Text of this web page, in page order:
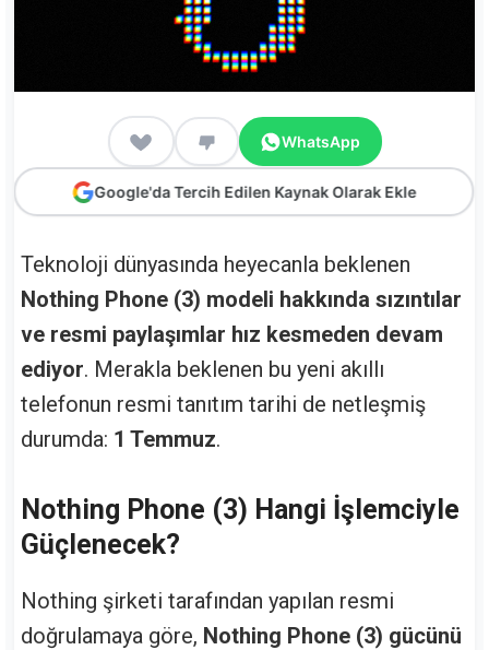
WhatsApp
Google'da Tercih Edilen Kaynak Olarak Ekle
Teknoloji dünyasında heyecanla beklenen
Nothing Phone (3) modeli hakkında sızıntılar
ve resmi paylaşımlar hız kesmeden devam
ediyor. Merakla beklenen bu yeni akıllı
telefonun resmi tanıtım tarihi de netleşmiş
durumda: 1 Temmuz.
Nothing Phone (3) Hangi İşlemciyle
Güçlenecek?
Nothing şirketi tarafından yapılan resmi
doğrulamaya göre, Nothing Phone (3) gücünü